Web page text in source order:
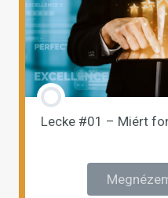
Lecke #01 – Miért